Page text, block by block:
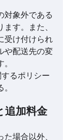
対象外である
す。また、
受け付けられ
や配送先の変
るポリシー
加料金
場合以外、